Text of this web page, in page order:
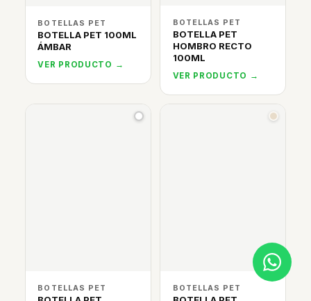
BOTELLAS PET
BOTELLA PET 100ML
ÁMBAR
VER PRODUCTO →
BOTELLAS PET
BOTELLA PET
HOMBRO RECTO
100ML
VER PRODUCTO →
BOTELLAS PET BOTELLAS PET